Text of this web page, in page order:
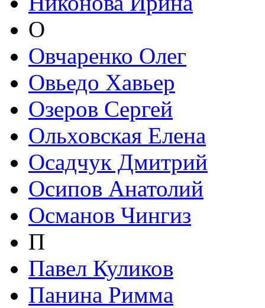
О
Овчаренко Олег
Овьедо Хавьер
Озеров Сергей
Ольховская Елена
Осадчук Дмитрий
Осипов Анатолий
Османов Чингиз
П
Павел Куликов
Панина Римма